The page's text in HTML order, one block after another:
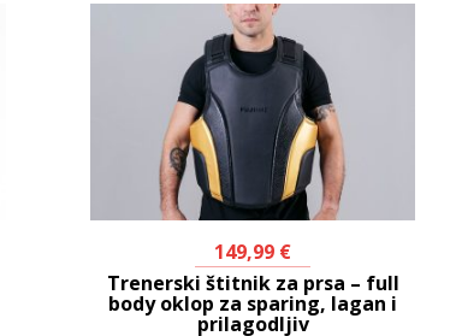
149,99 €
Trenerski štitnik za prsa – full
body oklop za sparing, lagan i
prilagodljiv